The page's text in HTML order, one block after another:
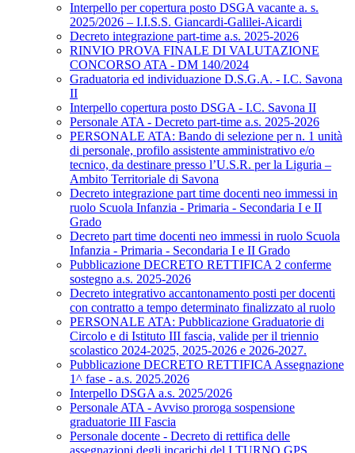
Interpello per copertura posto DSGA vacante a. s.
2025/2026 – I.I.S.S. Giancardi-Galilei-Aicardi
Decreto integrazione part-time a.s. 2025-2026
RINVIO PROVA FINALE DI VALUTAZIONE
CONCORSO ATA - DM 140/2024
Graduatoria ed individuazione D.S.G.A. - I.C. Savona
II
Interpello copertura posto DSGA - I.C. Savona II
Personale ATA - Decreto part-time a.s. 2025-2026
PERSONALE ATA: Bando di selezione per n. 1 unità
di personale, profilo assistente amministrativo e/o
tecnico, da destinare presso l’U.S.R. per la Liguria –
Ambito Territoriale di Savona
Decreto integrazione part time docenti neo immessi in
ruolo Scuola Infanzia - Primaria - Secondaria I e II
Grado
Decreto part time docenti neo immessi in ruolo Scuola
Infanzia - Primaria - Secondaria I e II Grado
Pubblicazione DECRETO RETTIFICA 2 conferme
sostegno a.s. 2025-2026
Decreto integrativo accantonamento posti per docenti
con contratto a tempo determinato finalizzato al ruolo
PERSONALE ATA: Pubblicazione Graduatorie di
Circolo e di Istituto III fascia, valide per il triennio
scolastico 2024-2025, 2025-2026 e 2026-2027.
Pubblicazione DECRETO RETTIFICA Assegnazione
1^ fase - a.s. 2025.2026
Interpello DSGA a.s. 2025/2026
Personale ATA - Avviso proroga sospensione
graduatorie III Fascia
Personale docente - Decreto di rettifica delle